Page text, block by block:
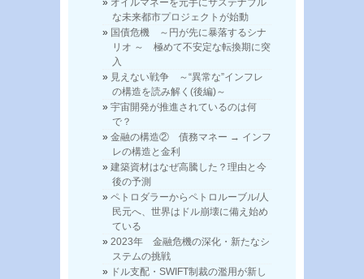
な未来都市プロジェクトが始動
国債危機 ～円が先に暴落するシナ
リオ ～ 極めて不安定な転換期に突
入
見えない戦争 ～“異常な”インフレ
の構造を読み解く(後編)～
宇宙開発が推進されているのは何
で？
金融の構造② 債務マネー → インフ
レの構造と金利
建築資材はなぜ高騰した？理由と今
後の予測
ペトロダラーからペトロルーブル/人
民元へ、世界はドル崩壊に備え始め
ている
2023年 金融危機の深化・新たなシ
ステムの挑戦
ドル支配・SWIFT制裁の濫用が新し